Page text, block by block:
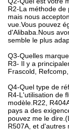
Nous avons notre